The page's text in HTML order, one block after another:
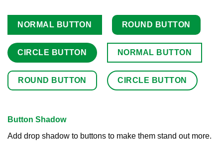
NORMAL BUTTON ROUND BUTTON
CIRCLE BUTTON NORMAL BUTTON
ROUND BUTTON CIRCLE BUTTON
Button Shadow
Add drop shadow to buttons to make them stand out more.